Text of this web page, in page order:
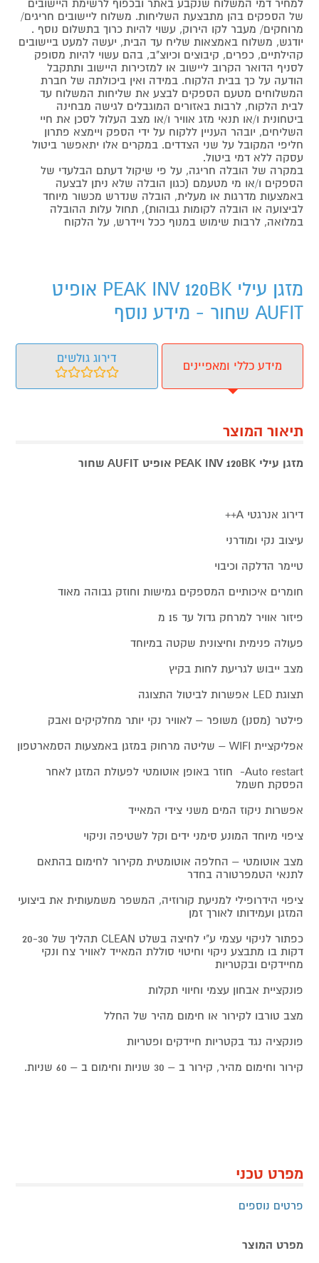
למחיר דמי המשלוח שנקבע באתר ובכפוף לרשימת היישובים
של הספקים בהן מתבצעת השליחות. משלוח ליישובים חריגים/
מרוחקים/ מעבר לקו הירוק, עשוי להיות כרוך בתשלום נוסף .
יודגש, משלוח באמצאות שליח עד הבית, יעשה למעט ביישובים
קהילתיים, כפרים, קיבוצים וכיוצ"ב, בהם עשוי להיות מסופק
לסניף הדואר הקרוב ליישוב או למזכירות היישוב ותתקבל
הודעה על כך בבית הלקוח. במידה ואין ביכולתה של חברת
המשלוחים מטעם הספקים לבצע את שליחות המשלוח עד
לבית הלקוח, לרבות באזורים המוגבלים לגישה מבחינה
ביטחונית ו/או תנאי מזג אוויר ו/או מצב העלול לסכן את חיי
השליחים, יובהר העניין ללקוח על ידי הספק ויימצא פתרון
חליפי המקובל על שני הצדדים. במקרים אלו יתאפשר ביטול
עסקה ללא דמי ביטול.
במקרה של הובלה חריגה, על פי שיקול דעתם הבלעדי של
הספקים ו/או מי מטעמם (כגון הובלה שלא ניתן לבצעה
באמצעות מדרגות או מעלית, הובלה שנדרש מכשור מיוחד
לביצועה או הובלה לקומות גבוהות), תחול עלות ההובלה
במלואה, לרבות שימוש במנוף ככל ויידרש, על הלקוח
מזגן עילי PEAK INV 120BK אופיט
AUFIT שחור - מידע נוסף
מידע כללי ומאפיינים
דירוג גולשים
תיאור המוצר
מזגן עילי PEAK INV 120BK אופיט AUFIT שחור
דירוג אנרגטי A++
עיצוב נקי ומודרני
טיימר הדלקה וכיבוי
חומרים איכותיים המספקים גמישות וחוזק גבוהה מאוד
פיזור אוויר למרחק גדול עד 15 מ
פעולה פנימית וחיצונית שקטה במיוחד
מצב ייבוש לגריעת לחות בקיץ
תצוגת LED אפשרות לביטול התצוגה
פילטר (מסנן) משופר – לאוויר נקי יותר מחלקיקים ואבק
אפליקציית WIFI – שליטה מרחוק במזגן באמצעות הסמארטפון
Auto restart- חוזר באופן אוטומטי לפעולת המזגן לאחר
הפסקת חשמל
אפשרות ניקוז המים משני צידי המאייד
ציפוי מיוחד המונע סימני ידים וקל לשטיפה וניקוי
מצב אוטומטי – החלפה אוטומטית מקירור לחימום בהתאם
לתנאי הטמפרטורה בחדר
ציפוי הידרופילי למניעת קורוזיה, המשפר משמעותית את ביצועי
המזגן ועמידותו לאורך זמן
כפתור לניקוי עצמי ע"י לחיצה בשלט CLEAN תהליך של 20-30
דקות בו מתבצע ניקוי וחיטוי סוללת המאייד לאוויר צח ונקי
מחיידקים ובקטריות
פונקציית אבחון עצמי וחיווי תקלות
מצב טורבו לקירור או חימום מהיר של החלל
פונקציה נגד בקטריות חיידקים ופטריות
קירור וחימום מהיר, קירור ב – 30 שניות וחימום ב – 60 שניות.
מפרט טכני
פרטים נוספים
מפרט המוצר